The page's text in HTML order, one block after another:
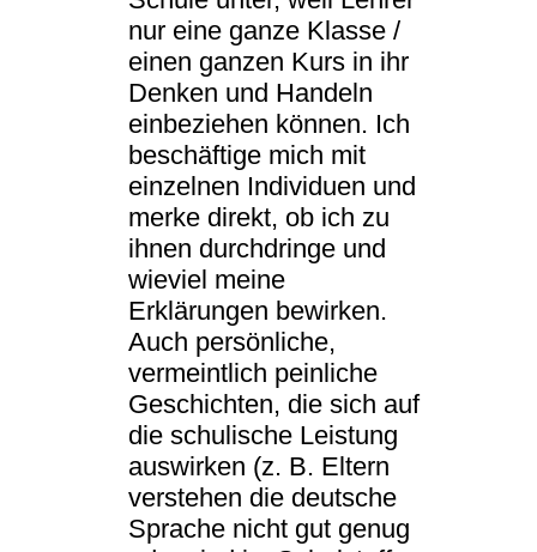
nur eine ganze Klasse /
einen ganzen Kurs in ihr
Denken und Handeln
einbeziehen können. Ich
beschäftige mich mit
einzelnen Individuen und
merke direkt, ob ich zu
ihnen durchdringe und
wieviel meine
Erklärungen bewirken.
Auch persönliche,
vermeintlich peinliche
Geschichten, die sich auf
die schulische Leistung
auswirken (z. B. Eltern
verstehen die deutsche
Sprache nicht gut genug